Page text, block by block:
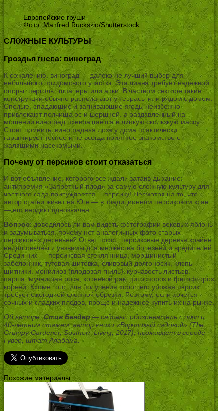
Европейские груши
Фото: Manfred Ruckszio/Shutterstock
СЛОЖНЫЕ КУЛЬТУРЫ
Гроздья гнева: виноград
К сожалению, виноград — далеко не лучший выбор для
небольшого придомового участка. Эта лиана требует надежной
опоры: перголы, шпалеры или арки. В частном секторе такие
конструкции обычно располагают у террасы или рядом с домом.
Спелые, опадающие и загнивающие ягоды неизбежно
привлекают полчища ос и шершней, а раздавленный на
мощении виноград превращается в липкую скользкую массу.
Стоит помнить: виноградная лоза у дома практически
гарантирует тесное и не всегда приятное знакомство с
жалящими насекомыми.
Почему от персиков стоит отказаться
И вот объявление, которого все ждали затаив дыхание:
антипремия «Запретный плод» за самую сложную культуру для
частного сада присуждается… персику! Несмотря на то, что
автор статьи живет на Юге — в традиционном персиковом крае,
— его вердикт однозначен.
Вопрос: доводилось ли вам видеть фотографии вековых яблонь
и задумываться, почему нет аналогичных фото старых
персиковых деревьев? Ответ прост: персиковые деревья крайне
недолговечны и уязвимы для множества болезней и вредителей.
Среди них — персиковая стеклянница, морщинистый
заболонник, тутовая щитовка, сливовый долгоносик, клопы-
щитники, монилиоз (плодовая гниль), курчавость листьев,
парша, мучнистая роса, корневой рак, цитоспороз и фитофтороз
корней. Кроме того, для получения хорошего урожая персик
требует ежегодной сложной обрезки. Поэтому, если хочется
сочных и сладких плодов, проще и надежнее купить их на рынке.
Об авторе:Стив Бендер— садовый обозреватель с почти
40-летним стажем, автор книги «Ворчливый садовод» (The
Grumpy Gardener, Southern Living, 2017), проживает в городе
Гувер, штат Алабама.
Похожие материалы